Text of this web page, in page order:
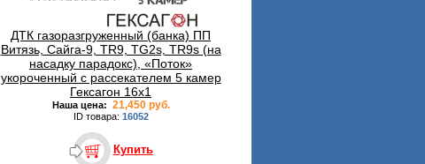
ДТК газоразгруженный (банка) ПП
Витязь, Сайга-9, TR9, TG2s, TR9s (на
насадку парадокс), «Поток»
укороченный с рассекателем 5 камер
Гексагон 16x1
Наша цена: 21,450 руб.
ID товара: 16052
Купить